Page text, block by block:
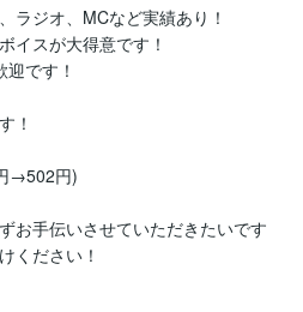
ラジオ、MCなど実績あり！
イスが大得意です！
です！
！
→502円)
お手伝いさせていただきたいです
ください！